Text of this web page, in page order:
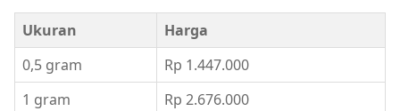
Ukuran
Harga
0,5 gram
Rp 1.447.000
1 gram
Rp 2.676.000